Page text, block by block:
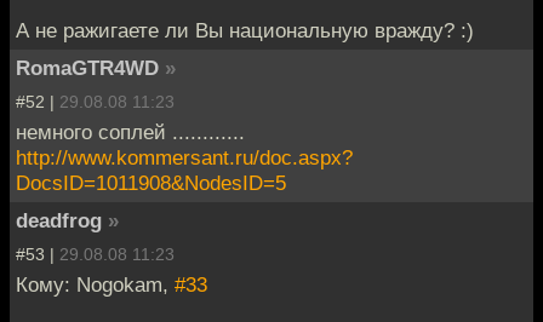
А не ражигаете ли Вы национальную вражду? :)
RomaGTR4WD »
#52 | 29.08.08 11:23
немного соплей ............
http://www.kommersant.ru/doc.aspx?
DocsID=1011908&NodesID=5
deadfrog »
#53 | 29.08.08 11:23
Кому: Nogokam, #33